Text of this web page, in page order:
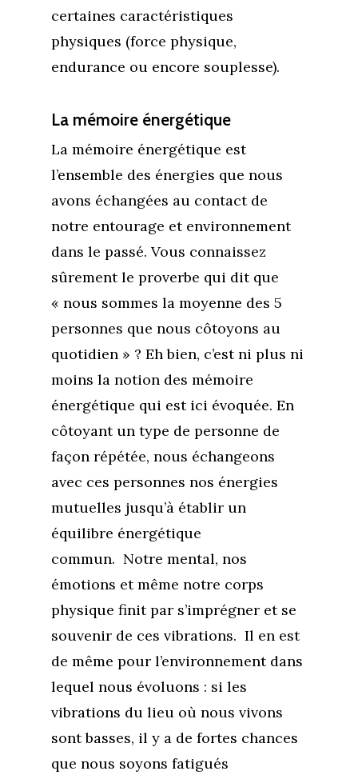
certaines caractéristiques
physiques (force physique,
endurance ou encore souplesse).
La mémoire énergétique
La mémoire énergétique est
l’ensemble des énergies que nous
avons échangées au contact de
notre entourage et environnement
dans le passé. Vous connaissez
sûrement le proverbe qui dit que
« nous sommes la moyenne des 5
personnes que nous côtoyons au
quotidien » ? Eh bien, c’est ni plus ni
moins la notion des mémoire
énergétique qui est ici évoquée. En
côtoyant un type de personne de
façon répétée, nous échangeons
avec ces personnes nos énergies
mutuelles jusqu’à établir un
équilibre énergétique
commun. Notre mental, nos
émotions et même notre corps
physique finit par s’imprégner et se
souvenir de ces vibrations. Il en est
de même pour l’environnement dans
lequel nous évoluons : si les
vibrations du lieu où nous vivons
sont basses, il y a de fortes chances
que nous soyons fatigués